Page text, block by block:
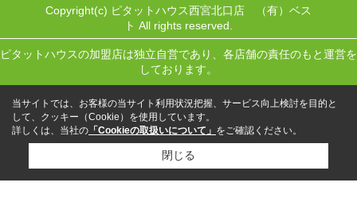
Copyright(c) ピタットハウス西宮北口店 （有）ベス
ト All rights reserved.
ピタットハウスの加盟店は独立自営であり、各店舗の責任のもと運営を
しております。
当サイトでは、お客様の当サイト利用状況把握、サービス向上検討を目的と
して、クッキー（Cookie）を使用しています。
詳しくは、当社の 「Cookieの取扱いについて」 をご確認ください。
閉じる